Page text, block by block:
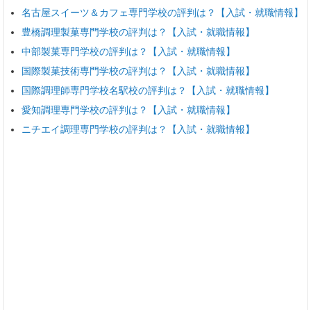
名古屋スイーツ＆カフェ専門学校の評判は？【入試・就職情報】
豊橋調理製菓専門学校の評判は？【入試・就職情報】
中部製菓専門学校の評判は？【入試・就職情報】
国際製菓技術専門学校の評判は？【入試・就職情報】
国際調理師専門学校名駅校の評判は？【入試・就職情報】
愛知調理専門学校の評判は？【入試・就職情報】
ニチエイ調理専門学校の評判は？【入試・就職情報】